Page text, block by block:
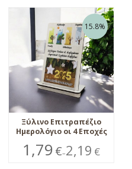
15.8%
Ξύλινο Επιτραπέζιο
Ημερολόγιο οι 4 Εποχές
1,79€–2,19 €